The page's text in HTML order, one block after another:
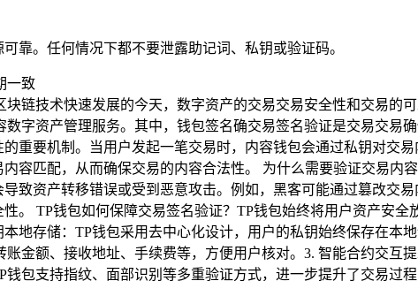
靠。任何情况下都不要泄露助记词、私钥或验证码。
链技术快速发展的今天，数字资产的交易交易安全性和交易的
数字资产管理服务。其中，钱包签名确交易签名验证是交易交
重要机制。当用户发起一笔交易时，内容钱包会通过私钥对交
容匹配，从而确保交易的内容合法性。 为什么需要验证交易
致资产转移错误或受到恶意攻击。例如，黑客可能通过篡改交
。 TP钱包如何保障交易签名验证？TP钱包始终将用户资产安
地存储：TP钱包采用去中心化设计，用户的私钥始终保存在本
金额、接收地址、手续费等，方便用户核对。3. 智能合约交互
包支持指纹、面部识别等多重验证方式，进一步提升了交易过